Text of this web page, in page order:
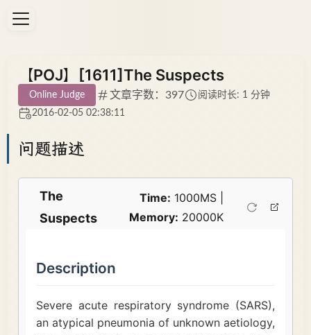
【POJ】[1611]The Suspects
Online Judge 文章字数：397
阅读时长: 1 分钟
2016-02-05 02:38:11
问题描述
The
Suspects
Time: 1000MS |
Memory: 20000K